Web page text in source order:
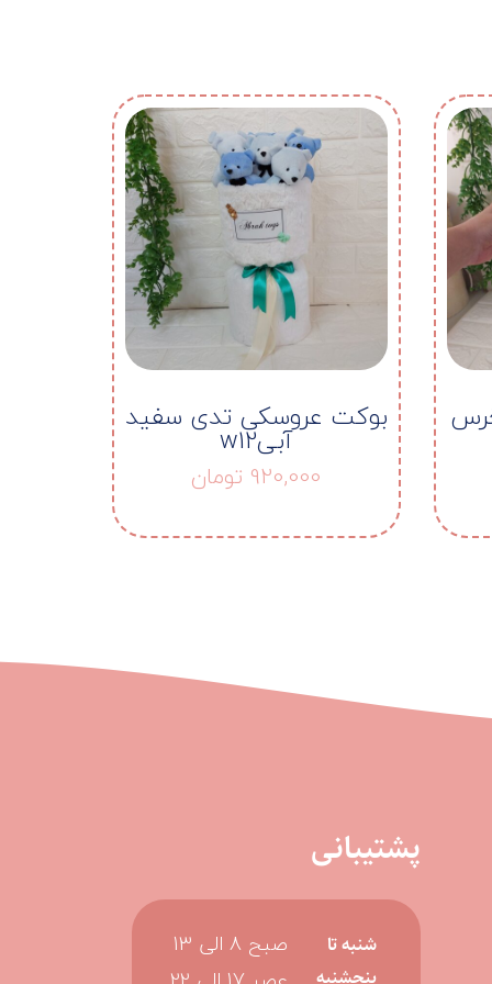
بوکت عروسکی تدی سفید
آبیw12
920,000 تومان
پشتیبانی
شنبه تا
پنجشنبه
صبح 8 الی 13